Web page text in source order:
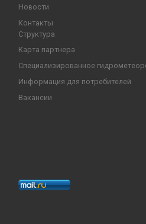
Новости
Контакты
Структура
Карта партнера
Специализированное
Информация для потребителей
Вакансии